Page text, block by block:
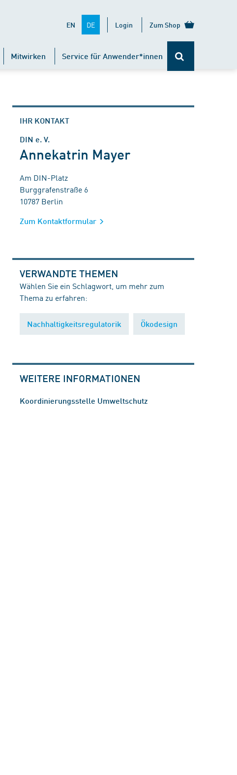
EN DE Login Zum Shop
Mitwirken Service für Anwender*innen
IHR KONTAKT
DIN e. V.
Annekatrin Mayer
Am DIN-Platz
Burggrafenstraße 6
10787 Berlin
Zum Kontaktformular
VERWANDTE THEMEN
Wählen Sie ein Schlagwort, um mehr zum
Thema zu erfahren:
Nachhaltigkeitsregulatorik Ökodesign
WEITERE INFORMATIONEN
Koordinierungsstelle Umweltschutz